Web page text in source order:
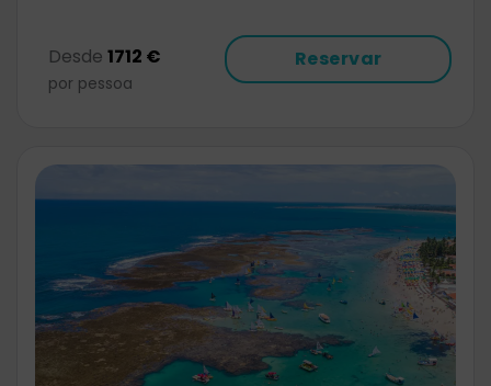
Desde 1712 €
por pessoa
Reservar